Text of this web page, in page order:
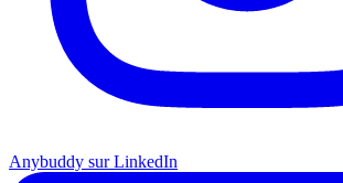
Anybuddy sur LinkedIn